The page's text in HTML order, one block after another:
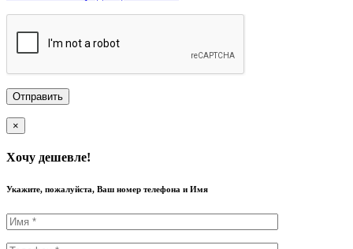
×
Хочу дешевле!
Укажите, пожалуйста, Ваш номер телефона и Имя